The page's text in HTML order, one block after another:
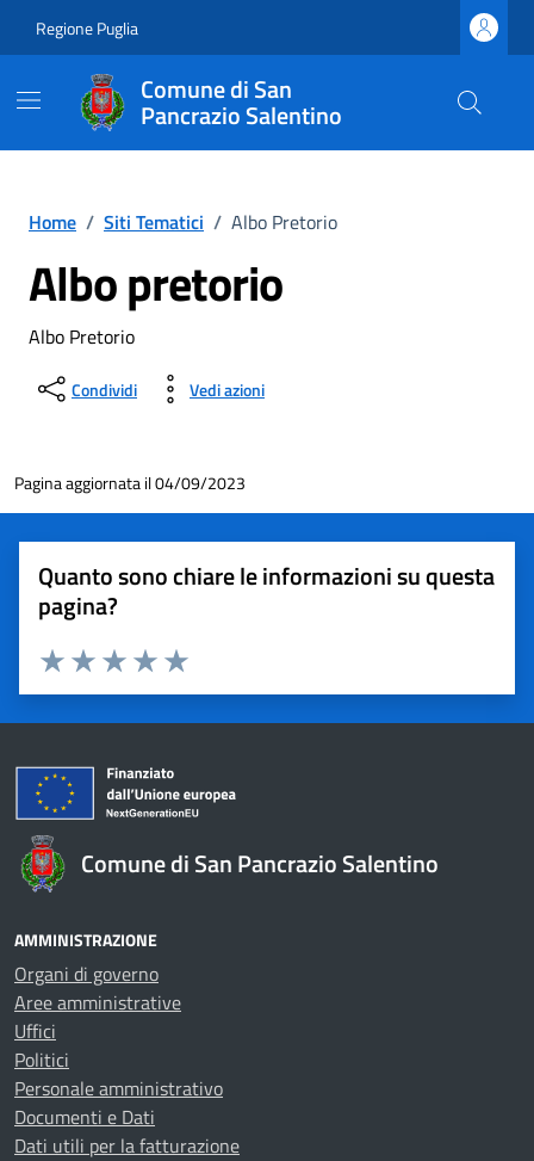
Regione Puglia
Comune di San
Pancrazio Salentino
Home / Siti Tematici / Albo Pretorio
Albo pretorio
Albo Pretorio
Condividi Vedi azioni
Pagina aggiornata il 04/09/2023
Quanto sono chiare le informazioni su questa
pagina?
Valuta 5 stelle su 5
Valuta 4 stelle su 5
Valuta 3 stelle su 5
Valuta 2 stelle su 5
Valuta 1 stelle su 5
Comune di San Pancrazio Salentino
AMMINISTRAZIONE
Organi di governo
Aree amministrative
Uffici
Politici
Personale amministrativo
Documenti e Dati
Dati utili per la fatturazione